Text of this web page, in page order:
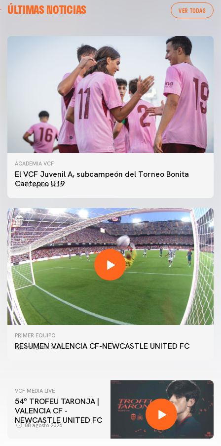
ÚLTIMAS NOTICIAS VER TODAS
ACADEMIA VCF
El VCF Juvenil A, subcampeón del Torneo Bonita
Cantepro U19
10 agosto 2026
PRIMER EQUIPO
RESUMEN VALENCIA CF-NEWCASTLE UNITED FC
09 agosto 2026
PRIMER EQUIPO
GALERÍA | VALENCIA CF - NEWCASTLE UNITED FC
54ª EDICIÓN TROFEU TARONJA
VCF MEDIA LIVE
54º TROFEU TARONJA |
VALENCIA CF -
NEWCASTLE UNITED FC
08 agosto 2026